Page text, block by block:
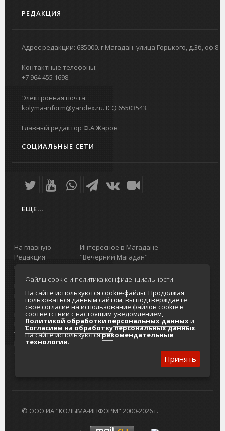
РЕДАКЦИЯ
Адрес редакции: 685000. г.Магадан. улица Горького, д.3б, оф.8
Контактные телефоны:
+7 964 455 1698.
Электронная почта:
kolyma-inform@yandex.ru. ICQ 65503543.
Главный редактор Ф.А.Жаров
СОЦИАЛЬНЫЕ СЕТИ
ЕЩЕ...
На главную
Редакция
портала
О проекте
Реклама на
портале
Отзывы и
предложения
Интернет-
услуги
Разработка
сайтов
Интересное в Магадане
"Вечерний Магадан"
Городская доска объявлений
Реклама
Главный туристический портал
Колымы
Политика в отношении обработки
персональных данных
Согласие на обработку персональных
данных
© ООО ИА "КОЛЫМА-ИНФОРМ" 2000-2026 г.
Файлы cookie и политика конфиденциальности.
На сайте используются cookie-файлы. Продолжая
пользоваться данным сайтом, вы подтверждаете
свое согласие на использование файлов cookie в
соответствии с настоящим уведомлением,
Политикой обработки персональных данныхи
Согласием на обработку персональных данных.
На сайте используютсярекомендательные
технологии.
Принять